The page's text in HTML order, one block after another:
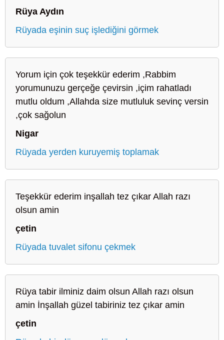
Rüya Aydın
Rüyada eşinin suç işlediğini görmek
Yorum için çok teşekkür ederim ,Rabbim
yorumunuzu gerçeğe çevirsin ,içim rahatladı
mutlu oldum ,Allahda size mutluluk sevinç versin
,çok sağolun
Nigar
Rüyada yerden kuruyemiş toplamak
Teşekkür ederim inşallah tez çıkar Allah razı
olsun amin
çetin
Rüyada tuvalet sifonu çekmek
Rüya tabir ilminiz daim olsun Allah razı olsun
amin İnşallah güzel tabiriniz tez çıkar amin
çetin